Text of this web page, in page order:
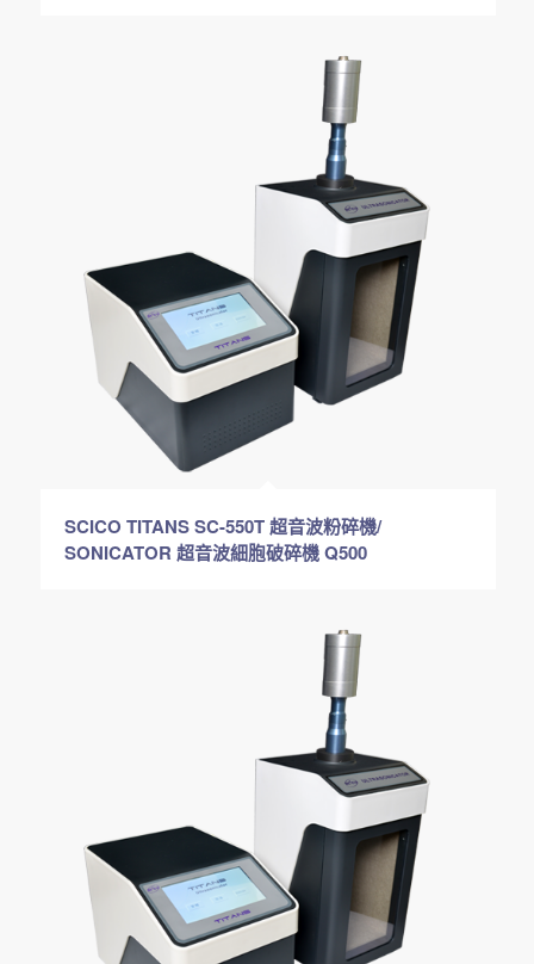
SCICO TITANS SC-550T 超音波粉碎機/
SONICATOR 超音波細胞破碎機 Q500